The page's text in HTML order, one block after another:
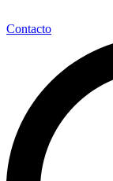
Contacto